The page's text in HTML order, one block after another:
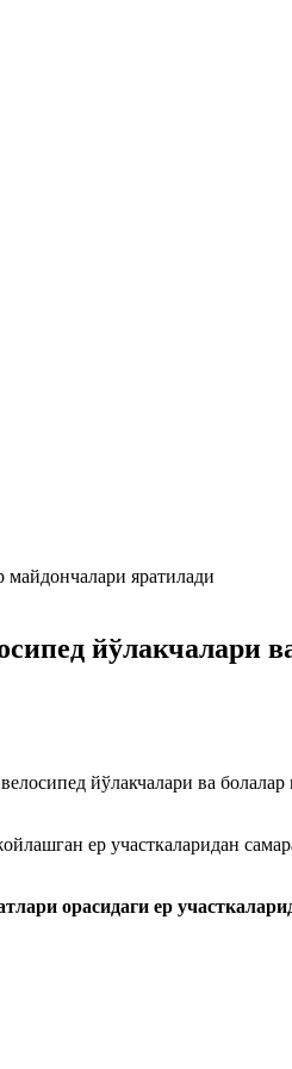
йўлакчалари
йўлакчалари ва
ер участкаларидан
орасидаги ер